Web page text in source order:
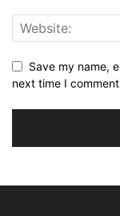
Save my name,
next time I